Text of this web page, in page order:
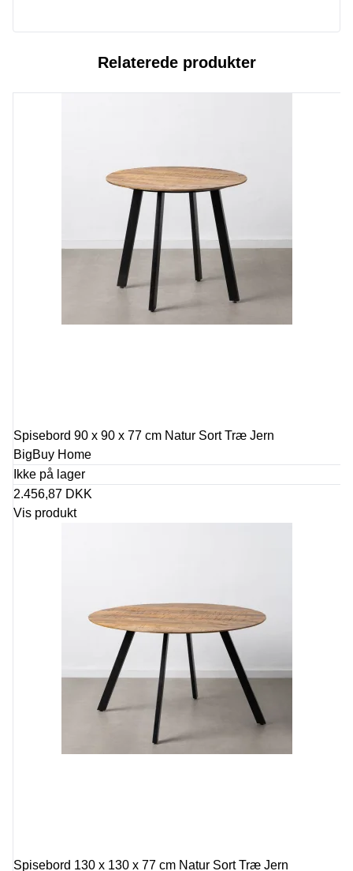
Relaterede produkter
Spisebord 90 x 90 x 77 cm Natur Sort Træ Jern
BigBuy Home
Ikke på lager
2.456,87 DKK
Vis produkt
Spisebord 130 x 130 x 77 cm Natur Sort Træ Jern